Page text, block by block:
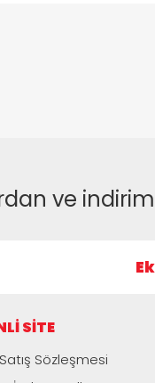
ve
SITE
Sözleşmesi